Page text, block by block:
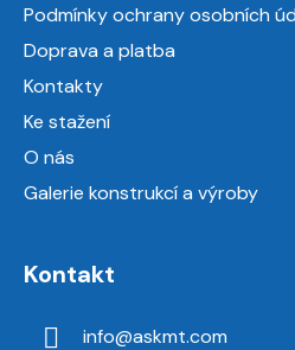
Podmínky ochrany osobních
Doprava a platba
Kontakty
Ke stažení
O nás
Galerie konstrukcí a výroby
Kontakt
info@askmt.com